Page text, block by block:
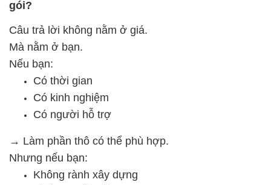
gói?
Câu trả lời không nằm ở giá.
Mà nằm ở bạn.
Nếu bạn:
Có thời gian
Có kinh nghiệm
Có người hỗ trợ
→ Làm phần thô có thể phù hợp.
Nhưng nếu bạn:
Không rành xây dựng